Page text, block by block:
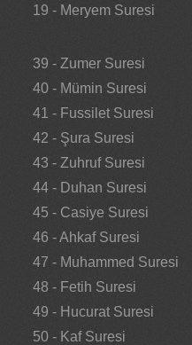
19 - Meryem Suresi
39 - Zumer Suresi
40 - Mümin Suresi
41 - Fussilet Suresi
42 - Şura Suresi
43 - Zuhruf Suresi
44 - Duhan Suresi
45 - Casiye Suresi
46 - Ahkaf Suresi
47 - Muhammed Suresi
48 - Fetih Suresi
49 - Hucurat Suresi
50 - Kaf Suresi